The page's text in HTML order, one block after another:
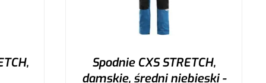
Spodnie CXS STRETCH,
damskie, średni niebieski -